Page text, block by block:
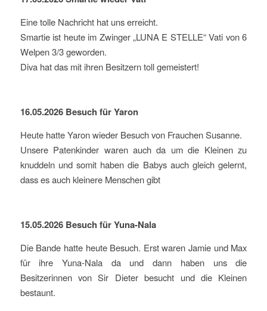
Eine tolle Nachricht hat uns erreicht.
Smartie ist heute im Zwinger „LUNA E STELLE“ Vati von 6
Welpen 3/3 geworden.
Diva hat das mit ihren Besitzern toll gemeistert!
16.05.2026 Besuch für Yaron
Heute hatte Yaron wieder Besuch von Frauchen Susanne.
Unsere Patenkinder waren auch da um die Kleinen zu
knuddeln und somit haben die Babys auch gleich gelernt,
dass es auch kleinere Menschen gibt
15.05.2026 Besuch für Yuna-Nala
Die Bande hatte heute Besuch. Erst waren Jamie und Max
für ihre Yuna-Nala da und dann haben uns die
Besitzerinnen von Sir Dieter besucht und die Kleinen
bestaunt.